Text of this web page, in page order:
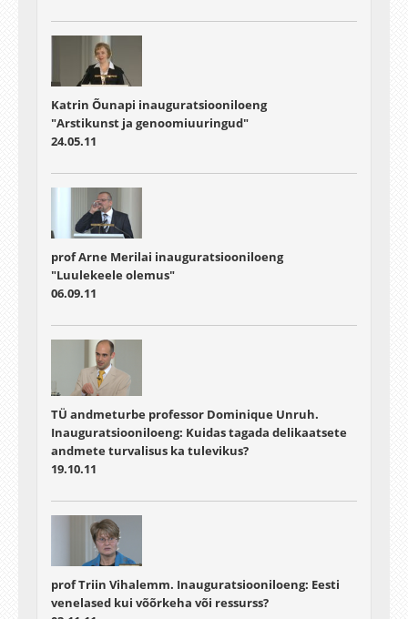
Katrin Õunapi inauguratsiooniloeng
"Arstikunst ja genoomiuuringud"
24.05.11
prof Arne Merilai inauguratsiooniloeng
"Luulekeele olemus"
06.09.11
TÜ andmeturbe professor Dominique Unruh.
Inauguratsiooniloeng: Kuidas tagada delikaatsete
andmete turvalisus ka tulevikus?
19.10.11
prof Triin Vihalemm. Inauguratsiooniloeng: Eesti
venelased kui võõrkeha või ressurss?